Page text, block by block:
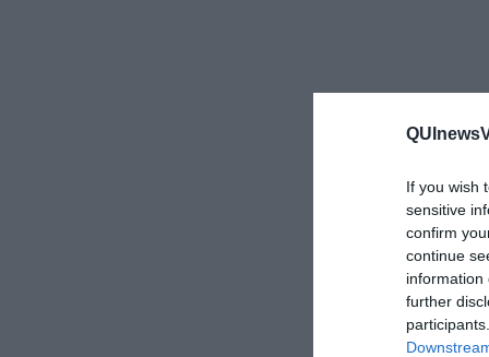
If you wish
sensitive
confirm
continue
information
further